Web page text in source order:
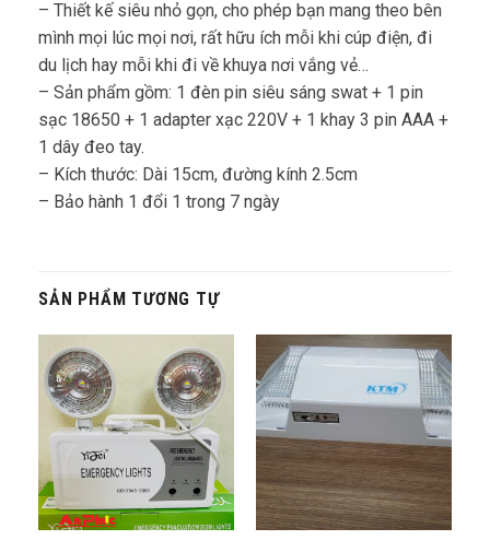
– Thiết kế siêu nhỏ gọn, cho phép bạn mang theo bên
mình mọi lúc mọi nơi, rất hữu ích mỗi khi cúp điện, đi
du lịch hay mỗi khi đi về khuya nơi vắng vẻ…
– Sản phẩm gồm: 1 đèn pin siêu sáng swat + 1 pin
sạc 18650 + 1 adapter xạc 220V + 1 khay 3 pin AAA +
1 dây đeo tay.
– Kích thước: Dài 15cm, đường kính 2.5cm
– Bảo hành 1 đổi 1 trong 7 ngày
SẢN PHẨM TƯƠNG TỰ